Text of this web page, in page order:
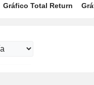
Gráfico Total Return